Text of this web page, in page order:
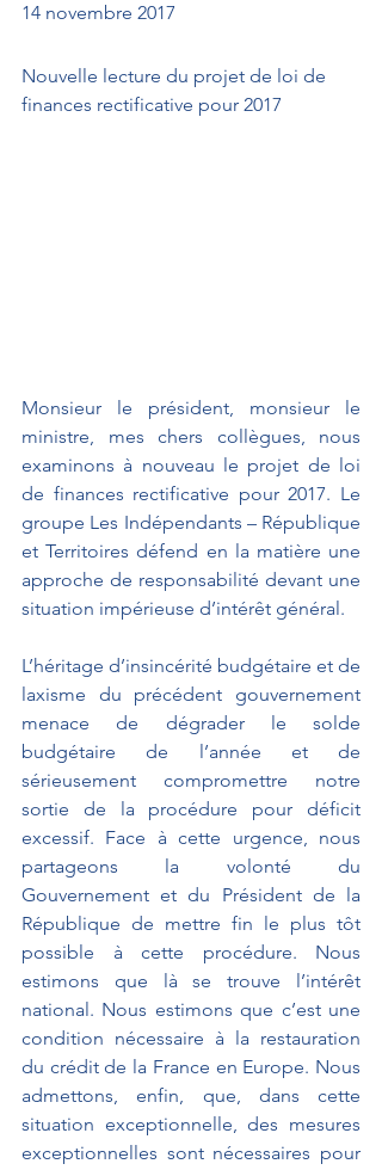
14 novembre 2017
Nouvelle lecture du projet de loi de
finances rectificative pour 2017
Monsieur le président, monsieur le
ministre, mes chers collègues, nous
examinons à nouveau le projet de loi
de finances rectificative pour 2017. Le
groupe Les Indépendants – République
et Territoires défend en la matière une
approche de responsabilité devant une
situation impérieuse d’intérêt général.
L’héritage d’insincérité budgétaire et de
laxisme du précédent gouvernement
menace de dégrader le solde
budgétaire de l’année et de
sérieusement compromettre notre
sortie de la procédure pour déficit
excessif. Face à cette urgence, nous
partageons la volonté du
Gouvernement et du Président de la
République de mettre fin le plus tôt
possible à cette procédure. Nous
estimons que là se trouve l’intérêt
national. Nous estimons que c’est une
condition nécessaire à la restauration
du crédit de la France en Europe. Nous
admettons, enfin, que, dans cette
situation exceptionnelle, des mesures
exceptionnelles sont nécessaires pour